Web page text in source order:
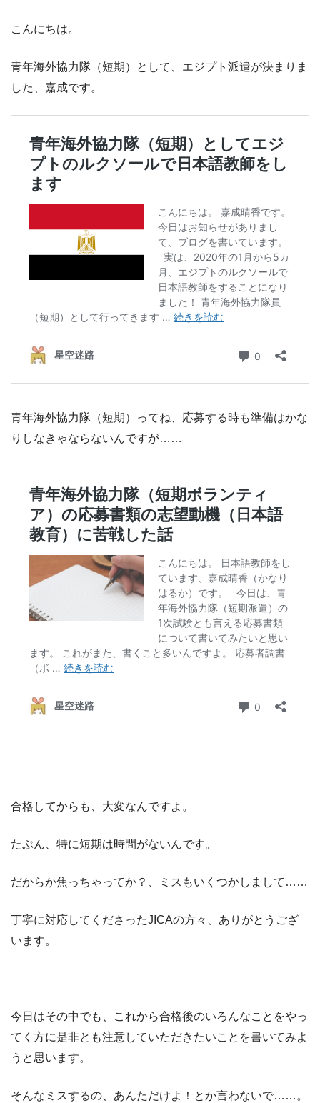
こんにちは。
青年海外協力隊（短期）として、エジプト派遣が決まりま
した、嘉成です。
青年海外協力隊（短期）ってね、応募する時も準備はかな
りしなきゃならないんですが……
合格してからも、大変なんですよ。
たぶん、特に短期は時間がないんです。
だからか焦っちゃってか？、ミスもいくつかしまして……
丁寧に対応してくださったJICAの方々、ありがとうござ
います。
今日はその中でも、これから合格後のいろんなことをやっ
てく方に是非とも注意していただきたいことを書いてみよ
うと思います。
そんなミスするの、あんただけよ！とか言わないで……。